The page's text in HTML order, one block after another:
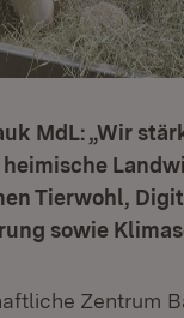
MdL: „Wir
Tierwohl,
sowie
Zentrum